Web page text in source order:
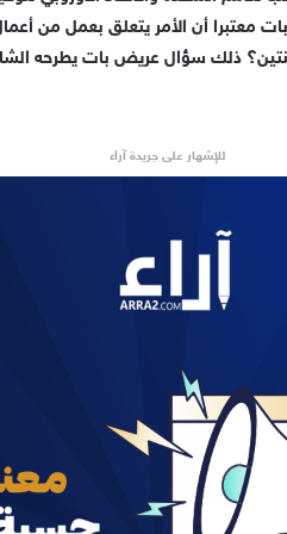
معتبرا أن الأمر يتعلق بعمل من
ذلك سؤال عريض بات يطرحه
للإشهار على جريدة آراء